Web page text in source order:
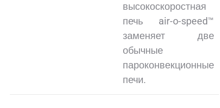
высокоскоростная
печь air-o-speed™
заменяет две
обычные
пароконвекционные
печи.